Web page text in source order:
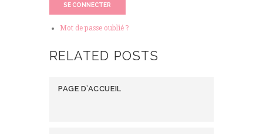
SE CONNECTER
Mot de passe oublié ?
RELATED POSTS
PAGE D’ACCUEIL